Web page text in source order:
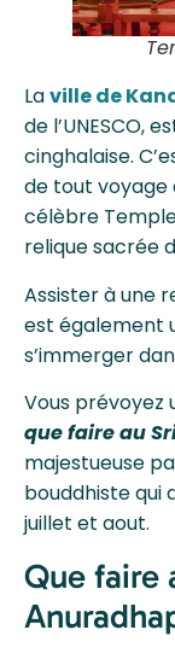
Laville de
de l’UNESCO,
cinghalaise.
de tout voyage
célèbre
relique sacrée
Assister à une
est également
s’immerger
Vous prévoyez
que faire au
majestueuse
bouddhiste qui
juillet et aout.
Que faire